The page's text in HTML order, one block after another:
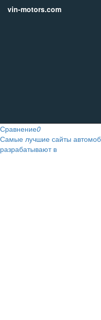
vin-motors.com
Сравнение0
Самые лучшие сайты
разрабатывают в